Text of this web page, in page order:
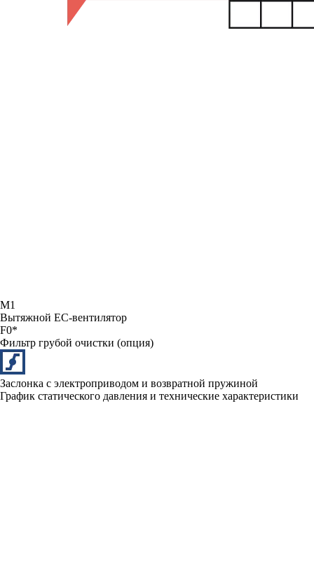
M1
Вытяжной ЕС-вентилятор
F0*
Фильтр грубой очистки (опция)
Заслонка с электроприводом и возвратной пружиной
График статического давления и технические характеристики